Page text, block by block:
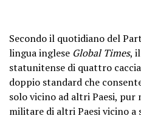
Secondo il quotidiano del
lingua inglese Global Times,
statunitense di quattro
doppio standard che
solo vicino ad altri Paesi,
militare di altri Paesi vicino a